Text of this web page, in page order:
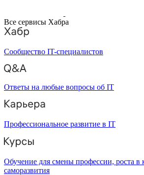
Все сервисы Хабра
Сообщество IT-специалистов
Ответы на любые вопросы об IT
Профессиональное развитие в IT
Обучение для смены профессии, роста в
саморазвития